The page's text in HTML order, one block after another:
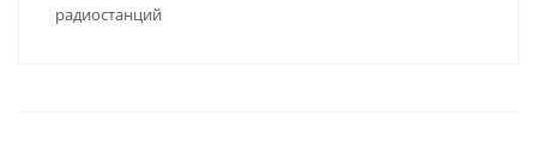
радиостанций